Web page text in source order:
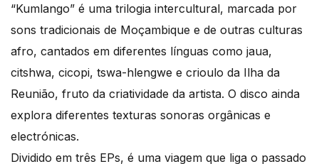
“Kumlango” é uma trilogia intercultural, marcada por
sons tradicionais de Moçambique e de outras culturas
afro, cantados em diferentes línguas como jaua,
citshwa, cicopi, tswa-hlengwe e crioulo da Ilha da
Reunião, fruto da criatividade da artista. O disco ainda
explora diferentes texturas sonoras orgânicas e
electrónicas.
Dividido em três EPs, é uma viagem que liga o passado